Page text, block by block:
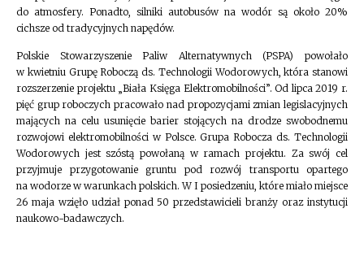
do atmosfery. Ponadto, silniki autobusów na wodór są około 20%
cichsze od tradycyjnych napędów.
Polskie Stowarzyszenie Paliw Alternatywnych (PSPA) powołało
w kwietniu Grupę Roboczą ds. Technologii Wodorowych, która stanowi
rozszerzenie projektu „Biała Księga Elektromobilności”. Od lipca 2019 r.
pięć grup roboczych pracowało nad propozycjami zmian legislacyjnych
mających na celu usunięcie barier stojących na drodze swobodnemu
rozwojowi elektromobilności w Polsce. Grupa Robocza ds. Technologii
Wodorowych jest szóstą powołaną w ramach projektu. Za swój cel
przyjmuje przygotowanie gruntu pod rozwój transportu opartego
na wodorze w warunkach polskich. W I posiedzeniu, które miało miejsce
26 maja wzięło udział ponad 50 przedstawicieli branży oraz instytucji
naukowo-badawczych.